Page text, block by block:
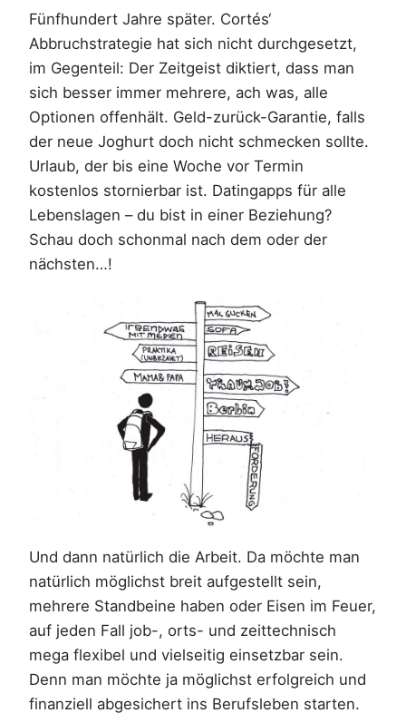
Fünfhundert Jahre später. Cortés‘
Abbruchstrategie hat sich nicht durchgesetzt,
im Gegenteil: Der Zeitgeist diktiert, dass man
sich besser immer mehrere, ach was, alle
Optionen offenhält. Geld-zurück-Garantie, falls
der neue Joghurt doch nicht schmecken sollte.
Urlaub, der bis eine Woche vor Termin
kostenlos stornierbar ist. Datingapps für alle
Lebenslagen – du bist in einer Beziehung?
Schau doch schonmal nach dem oder der
nächsten…!
Und dann natürlich die Arbeit. Da möchte man
natürlich möglichst breit aufgestellt sein,
mehrere Standbeine haben oder Eisen im Feuer,
auf jeden Fall job-, orts- und zeittechnisch
mega flexibel und vielseitig einsetzbar sein.
Denn man möchte ja möglichst erfolgreich und
finanziell abgesichert ins Berufsleben starten.